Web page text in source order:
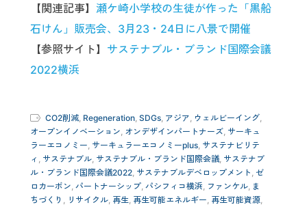
【関連記事】 瀬ケ崎小学校の生徒が作った「黒船
石けん」販売会、3月23・24日に八景で開催
【参照サイト】 サステナブル・ブランド国際会議
2022横浜
CO2削減 Regeneration SDGs アジア ウェルビーイング
オープンイノベーション オンデザインパートナーズ サーキュ
ラーエコノミー サーキュラーエコノミーplus サステナビリテ
ィ
サステナブル サステナブル・ブランド国際会議 サステナブ
ル・ブランド国際会議2022 サステナブルデベロップメント ゼ
ロカーボン パートナーシップ パシフィコ横浜 ファンケル ま
ちづくり
リサイクル 再生 再生可能エネルギー 再生可能資源